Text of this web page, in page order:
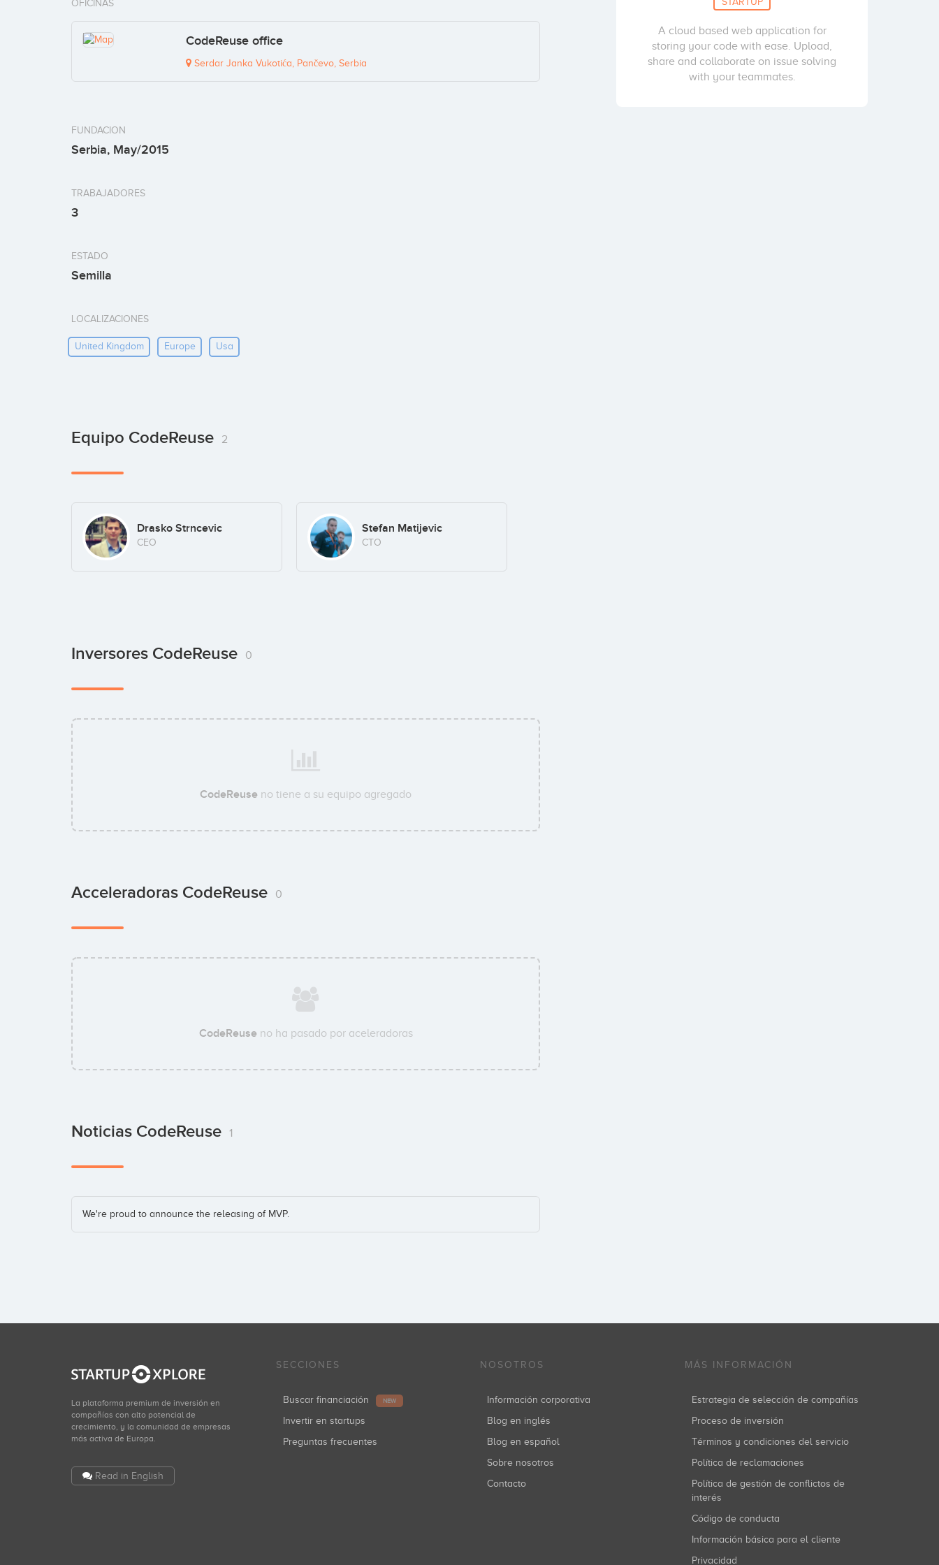
OFICINAS
CodeReuse office
Serdar Janka Vukotića, Pančevo, Serbia
FUNDACION
Serbia, May/2015
TRABAJADORES
3
ESTADO
Semilla
LOCALIZACIONES
United Kingdom Europe Usa
Equipo CodeReuse 2
Drasko Strncevic
CEO
Stefan Matijevic
CTO
Inversores CodeReuse 0
CodeReuse no tiene a su equipo agregado
Acceleradoras CodeReuse 0
CodeReuseno ha pasado por aceleradoras
Noticias CodeReuse 1
We're proud to announce the releasing of MVP.
A cloud based web application for
storing your code with ease. Upload,
share and collaborate on issue solving
with your teammates.
La plataforma premium de inversión en
compañías con alto potencial de
crecimiento, y la comunidad de empresas
más activa de Europa.
Read in English
SECCIONES
Buscar financiación NEW
Invertir en startups
Preguntas frecuentes
NOSOTROS
Información corporativa
Blog en inglés
Blog en español
Sobre nosotros
Contacto
MÁS INFORMACIÓN
Estrategia de selección de compañías
Proceso de inversión
Términos y condiciones del servicio
Política de reclamaciones
Política de gestión de conflictos de
interés
Código de conducta
Información básica para el cliente
Privacidad